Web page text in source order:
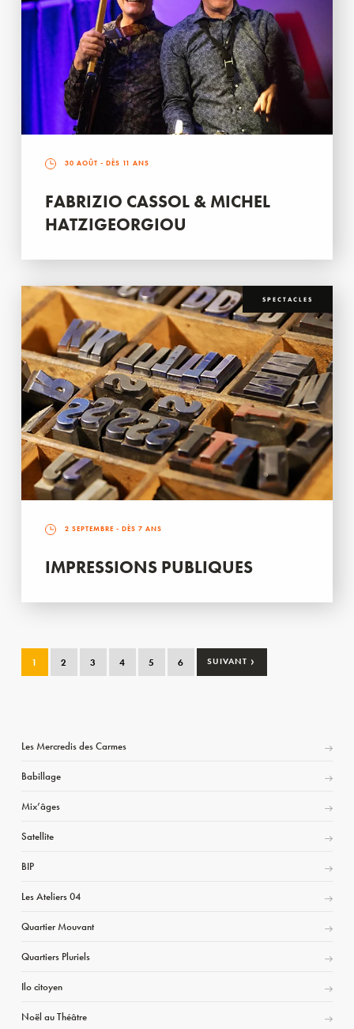
30 AOÛT - DÈS 11 ANS
FABRIZIO CASSOL & MICHEL
HATZIGEORGIOU
SPECTACLES
2 SEPTEMBRE - DÈS 7 ANS
IMPRESSIONS PUBLIQUES
1 2 3 4 5 6 SUIVANT ›
Les Mercredis des Carmes
Babillage
Mix’âges
Satellite
BIP
Les Ateliers 04
Quartier Mouvant
Quartiers Pluriels
Ilo citoyen
Noël au Théâtre